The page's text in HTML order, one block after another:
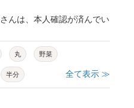
さんは、本人確認が済んでい
丸 野菜
半分 全て表示 ≫